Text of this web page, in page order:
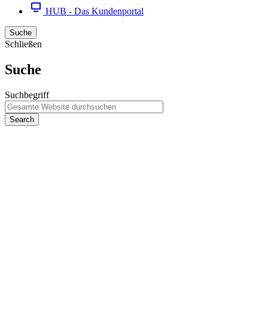
HUB - Das Kundenportal
Suche
Schließen
Suche
Suchbegriff